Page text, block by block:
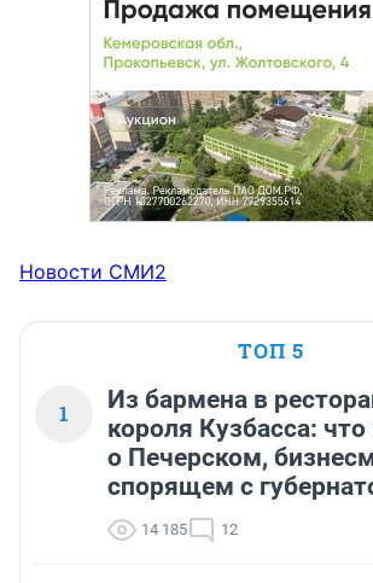
Новости СМИ2
ТОП 5
1
Из бармена в
короля Кузбасса:
о Печерском,
спорящем с
14 185 12